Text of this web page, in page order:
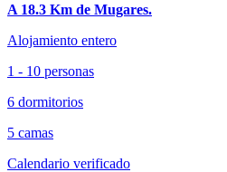
A 18.3 Km de Mugares.
Alojamiento entero
1 - 10 personas
6 dormitorios
5 camas
Calendario verificado